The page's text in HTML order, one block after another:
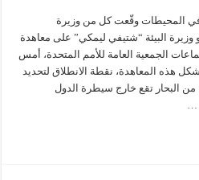
في المحيطات وقّعت كل من وزيرة
و وزيرة البيئة “شتيفي ليمكي” على معاهدة
الجمعية العامة للأمم المتحدة، أمس
هذه المعاهدة، نقطة الانطلاق لتحديد
من البحار تقع خارج سيطرة الدول
…